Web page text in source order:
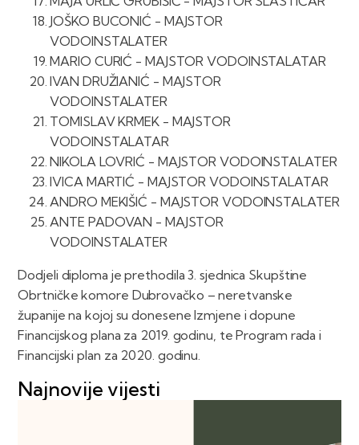
JOŠKO BUCONIĆ - MAJSTOR
VODOINSTALATER
MARIO CURIĆ - MAJSTOR VODOINSTALATAR
IVAN DRUŽIANIĆ - MAJSTOR
VODOINSTALATER
TOMISLAV KRMEK - MAJSTOR
VODOINSTALATAR
NIKOLA LOVRIĆ - MAJSTOR VODOINSTALATER
IVICA MARTIĆ - MAJSTOR VODOINSTALATAR
ANDRO MEKIŠIĆ - MAJSTOR VODOINSTALATER
ANTE PADOVAN - MAJSTOR
VODOINSTALATER
Dodjeli diploma je prethodila 3. sjednica Skupštine
Obrtničke komore Dubrovačko – neretvanske
županije na kojoj su donesene Izmjene i dopune
Financijskog plana za 2019. godinu, te Program rada i
Financijski plan za 2020. godinu.
Najnovije vijesti